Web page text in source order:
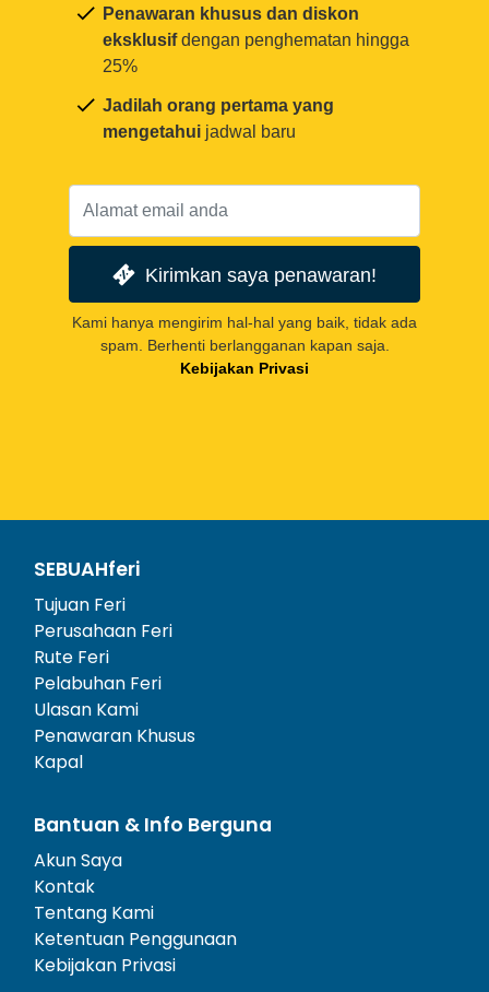
Penawaran khusus dan diskon
eksklusifdengan penghematan hingga
25%
Jadilah orang pertama yang
mengetahui jadwal baru
Kirimkan saya penawaran!
Kami hanya mengirim hal-hal yang baik, tidak ada
spam. Berhenti berlangganan kapan saja.
Kebijakan Privasi
SEBUAHferi
Tujuan Feri
Perusahaan Feri
Rute Feri
Pelabuhan Feri
Ulasan Kami
Penawaran Khusus
Kapal
Bantuan & Info Berguna
Akun Saya
Kontak
Tentang Kami
Ketentuan Penggunaan
Kebijakan Privasi